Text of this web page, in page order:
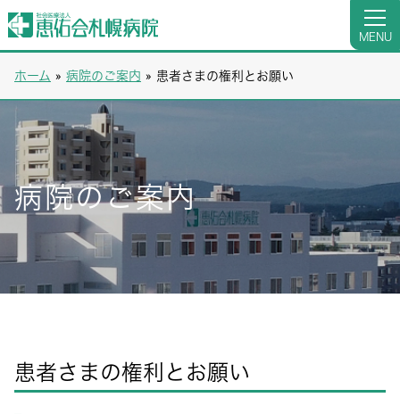
MENU
ホーム » 病院のご案内 » 患者さまの権利とお願い
病院のご案内
患者さまの権利とお願い